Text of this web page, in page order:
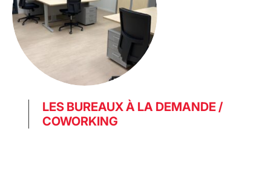
LES BUREAUX À LA DEMANDE /
COWORKING